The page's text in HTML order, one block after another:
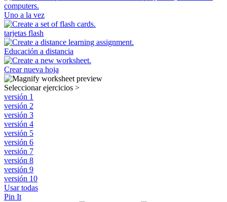
Uno a la vez
tarjetas flash
Educación a distancia
Crear nueva hoja
Seleccionar ejercicios >
versión 1
versión 2
versión 3
versión 4
versión 5
versión 6
versión 7
versión 8
versión 9
versión 10
Usar todas
Pin It